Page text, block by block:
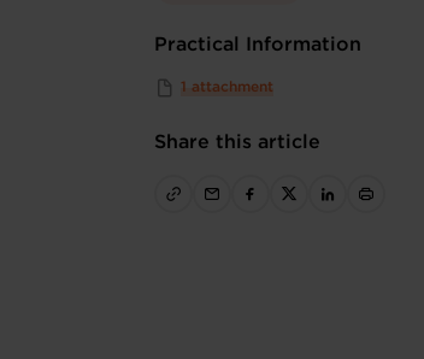
Practical Information
1 attachment
Share this article